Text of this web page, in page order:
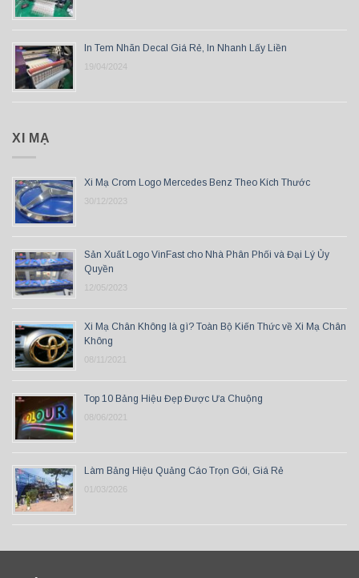
In Tem Nhãn Decal Giá Rẻ, In Nhanh Lấy Liền
19/04/2024
XI MẠ
Xi Mạ Crom Logo Mercedes Benz Theo Kích Thước
30/12/2023
Sản Xuất Logo VinFast cho Nhà Phân Phối và Đại Lý Ủy
Quyền
12/05/2023
Xi Mạ Chân Không là gì? Toàn Bộ Kiến Thức về Xi Mạ Chân
Không
08/11/2021
Top 10 Bảng Hiệu Đẹp Được Ưa Chuộng
08/06/2021
Làm Bảng Hiệu Quảng Cáo Trọn Gói, Giá Rẻ
01/03/2026